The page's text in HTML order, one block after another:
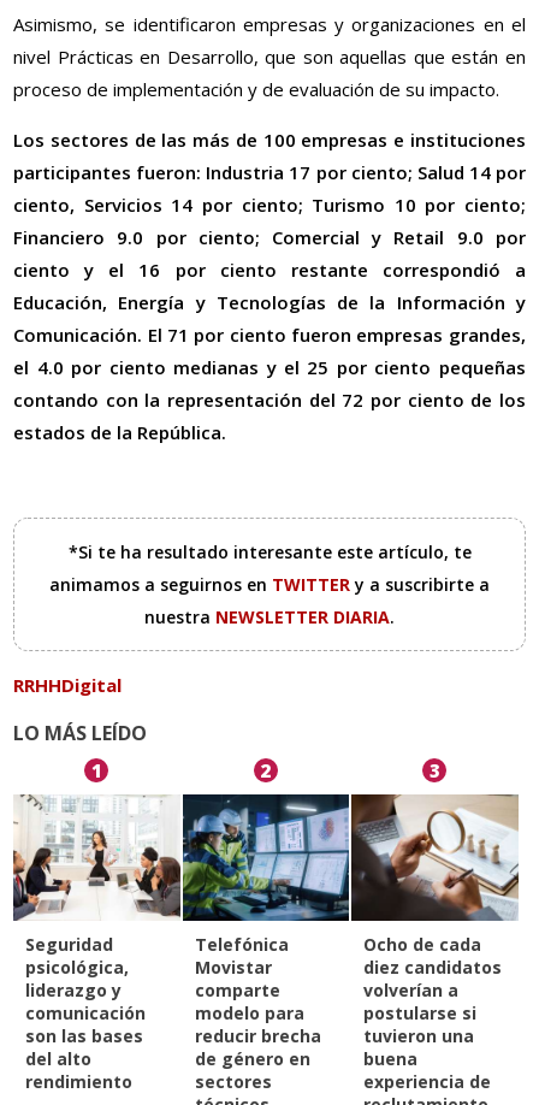
Asimismo, se identificaron empresas y organizaciones en el
nivel Prácticas en Desarrollo, que son aquellas que están en
proceso de implementación y de evaluación de su impacto.
Los sectores de las más de 100 empresas e instituciones
participantes fueron: Industria 17 por ciento; Salud 14 por
ciento, Servicios 14 por ciento; Turismo 10 por ciento;
Financiero 9.0 por ciento; Comercial y Retail 9.0 por
ciento y el 16 por ciento restante correspondió a
Educación, Energía y Tecnologías de la Información y
Comunicación. El 71 por ciento fueron empresas grandes,
el 4.0 por ciento medianas y el 25 por ciento pequeñas
contando con la representación del 72 por ciento de los
estados de la República.
*Si te ha resultado interesante este artículo, te
animamos a seguirnos en TWITTERy a suscribirte a
nuestra NEWSLETTER DIARIA.
RRHHDigital
LO MÁS LEÍDO
1
Seguridad
psicológica,
liderazgo y
comunicación
son las bases
del alto
rendimiento
2
Telefónica
Movistar
comparte
modelo para
reducir brecha
de género en
sectores
3
Ocho de cada
diez candidatos
volverían a
postularse si
tuvieron una
buena
experiencia de